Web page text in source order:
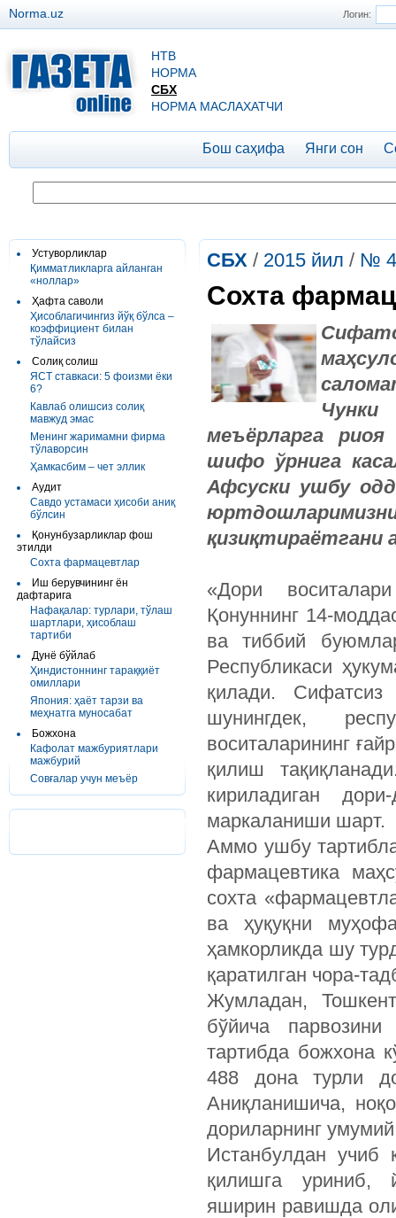
Логин:
Norma.uz
НТВ
НОРМА
СБХ
НОРМА МАСЛАХАТЧИ
Бош саҳифа Янги сон
Устуворликлар
Қимматликларга айланган
«ноллар»
Ҳафта саволи
Ҳисоблагичингиз йўқ бўлса –
коэффициент билан
тўлайсиз
Солиқ солиш
ЯСТ ставкаси: 5 фоизми ёки
6?
Кавлаб олишсиз солиқ
мавжуд эмас
Менинг жаримамни фирма
тўлаворсин
Ҳамкасбим – чет эллик
Аудит
Савдо устамаси ҳисоби аниқ
бўлсин
Қонунбузарликлар фош
этилди
Сохта фармацевтлар
Иш берувчининг ён
дафтарига
Нафақалар: турлари, тўлаш
шартлари, ҳисоблаш
тартиби
Дунё бўйлаб
Ҳиндистоннинг тараққиёт
омиллари
Япония: ҳаёт тарзи ва
меҳнатга муносабат
Божхона
Кафолат мажбуриятлари
мажбурий
Совғалар учун меъёр
СБХ / 2015 йил / №
Сохта
меъёрларга
шифо ўрнига
Афсуски ушбу
қизиқтираётгани
«Дори
Қонуннинг 14-
ва тиббий
Республикаси
қилади. Сифатсиз
шунингдек,
воситаларининг
қилиш
кириладиган
маркаланиши шарт.
Аммо ушбу
фармацевтика
сохта
ва ҳуқуқни
ҳамкорликда шу
қаратилган чора-
Жумладан,
бўйича
тартибда божхона
488 дона турли
Аниқланишича,
дориларнинг
Истанбулдан учиб
қилишга уриниб,
яширин равишда